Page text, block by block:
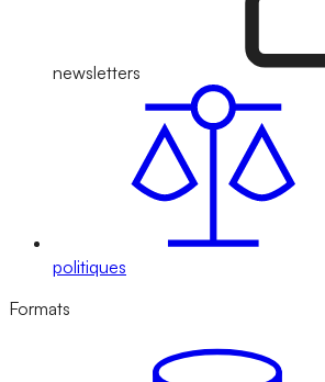
newsletters
politiques
Formats